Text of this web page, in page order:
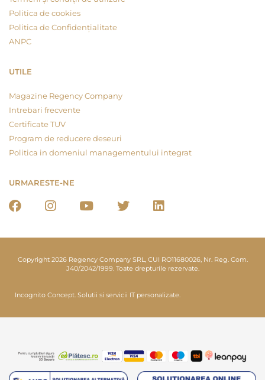
Politica de cookies
Politica de Confidențialitate
ANPC
UTILE
Magazine Regency Company
Intrebari frecvente
Certificate TUV
Program de reducere deseuri
Politica in domeniul managementului integrat
URMARESTE-NE
Copyright 2026 Regency Company SRL, CUI RO11680026, Nr. Reg. Com.
J40/2042/1999. Toate drepturile rezervate.
Incognito Concept. Solutii si servicii IT personalizate.